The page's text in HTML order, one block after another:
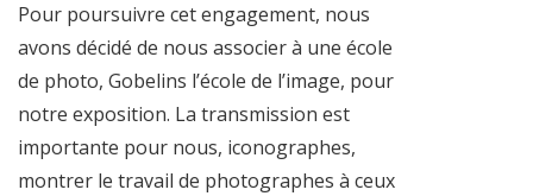
Pour poursuivre cet engagement, nous
avons décidé de nous associer à une école
de photo, Gobelins l’école de l’image, pour
notre exposition. La transmission est
importante pour nous, iconographes,
montrer le travail de photographes à ceux